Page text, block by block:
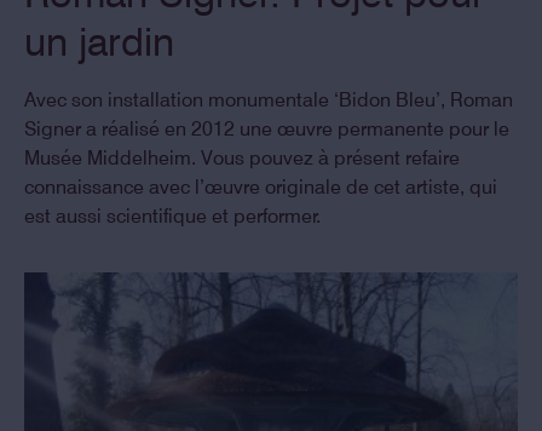
un jardin
Avec son installation monumentale ‘Bidon Bleu’, Roman
Signer a réalisé en 2012 une œuvre permanente pour le
Musée Middelheim. Vous pouvez à présent refaire
connaissance avec l’œuvre originale de cet artiste, qui
est aussi scientifique et performer.